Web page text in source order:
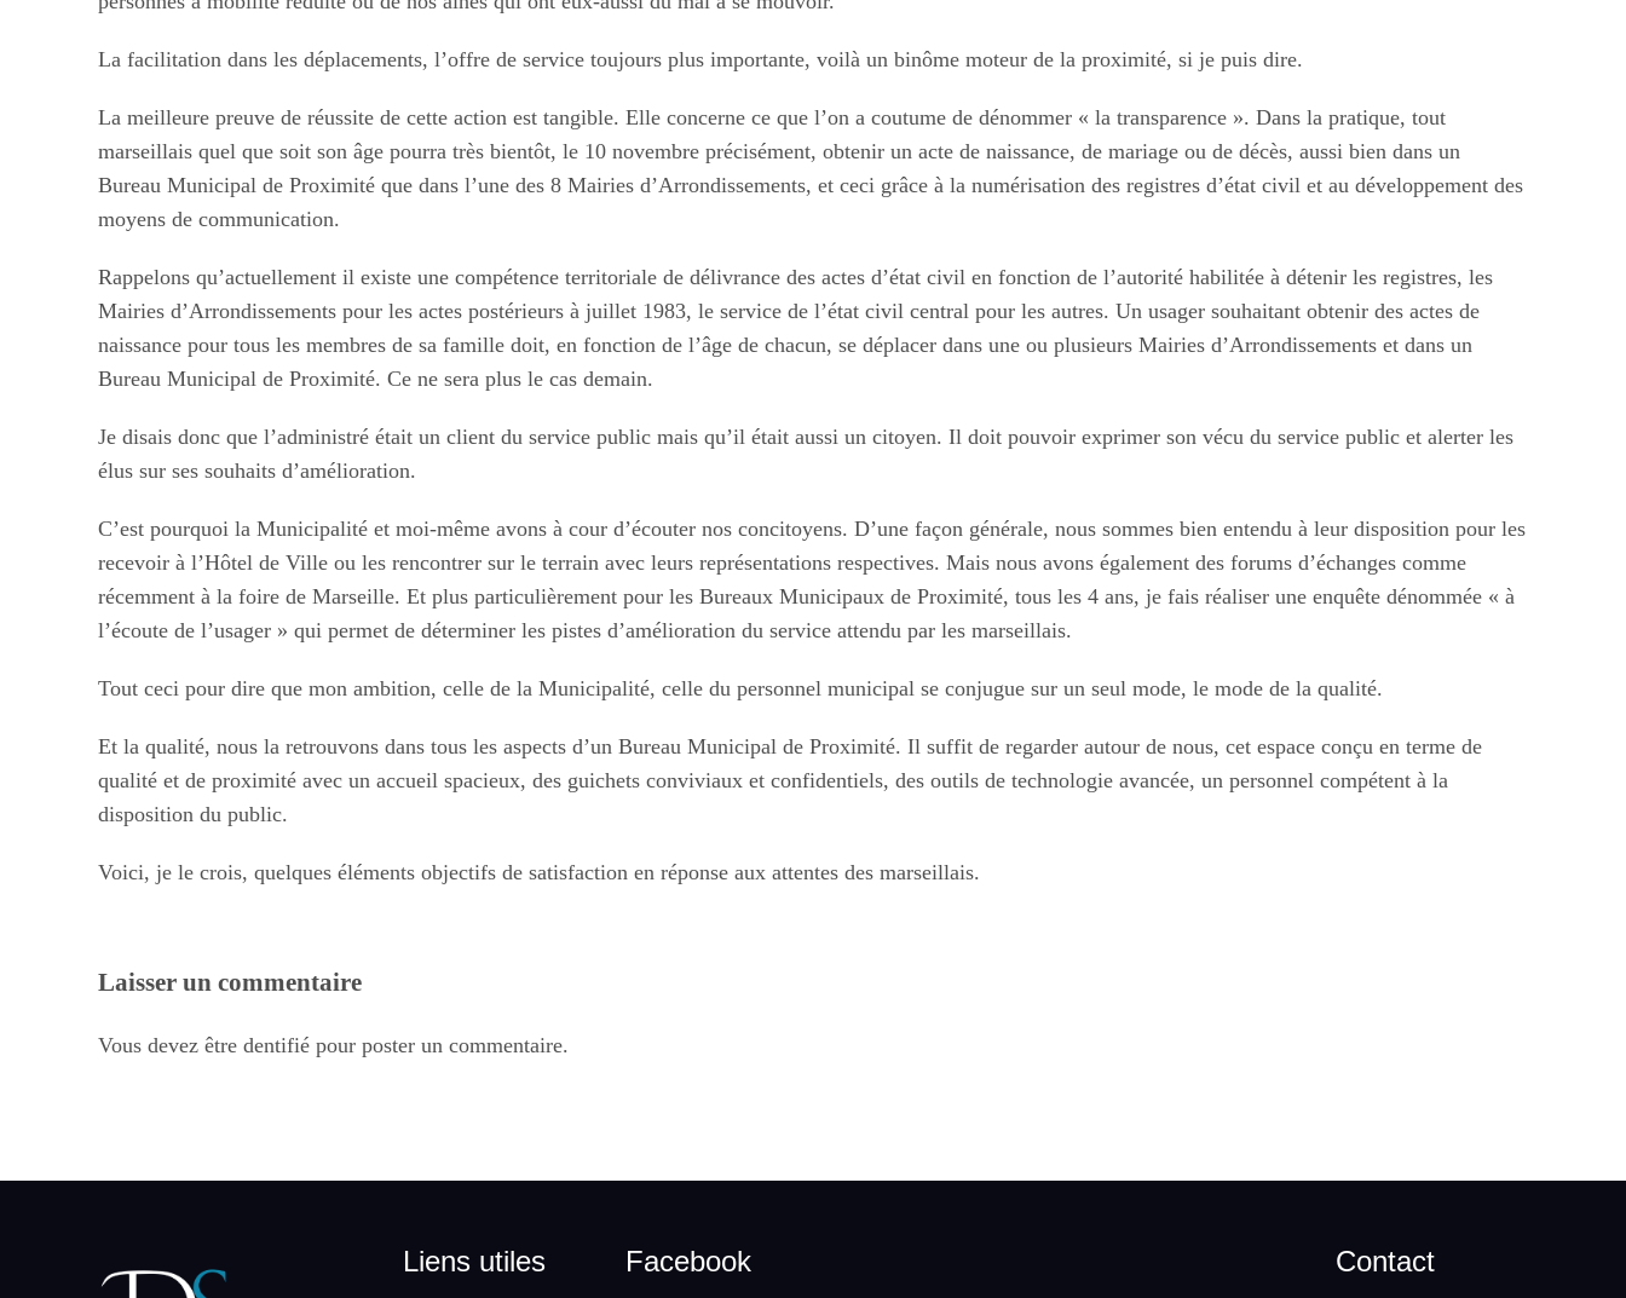
La facilitation dans les déplacements, l’offre de service toujours plus importante, voilà un binôme moteur de la proximité, si je puis dire.
La meilleure preuve de réussite de cette action est tangible. Elle concerne ce que l’on a coutume de dénommer « la transparence ». Dans la pratique, tout
marseillais quel que soit son âge pourra très bientôt, le 10 novembre précisément, obtenir un acte de naissance, de mariage ou de décès, aussi bien dans un
Bureau Municipal de Proximité que dans l’une des 8 Mairies d’Arrondissements, et ceci grâce à la numérisation des registres d’état civil et au développement des
moyens de communication.
Rappelons qu’actuellement il existe une compétence territoriale de délivrance des actes d’état civil en fonction de l’autorité habilitée à détenir les registres, les
Mairies d’Arrondissements pour les actes postérieurs à juillet 1983, le service de l’état civil central pour les autres. Un usager souhaitant obtenir des actes de
naissance pour tous les membres de sa famille doit, en fonction de l’âge de chacun, se déplacer dans une ou plusieurs Mairies d’Arrondissements et dans un
Bureau Municipal de Proximité. Ce ne sera plus le cas demain.
Je disais donc que l’administré était un client du service public mais qu’il était aussi un citoyen. Il doit pouvoir exprimer son vécu du service public et alerter les
élus sur ses souhaits d’amélioration.
C’est pourquoi la Municipalité et moi-même avons à cour d’écouter nos concitoyens. D’une façon générale, nous sommes bien entendu à leur disposition pour les
recevoir à l’Hôtel de Ville ou les rencontrer sur le terrain avec leurs représentations respectives. Mais nous avons également des forums d’échanges comme
récemment à la foire de Marseille. Et plus particulièrement pour les Bureaux Municipaux de Proximité, tous les 4 ans, je fais réaliser une enquête dénommée « à
l’écoute de l’usager » qui permet de déterminer les pistes d’amélioration du service attendu par les marseillais.
Tout ceci pour dire que mon ambition, celle de la Municipalité, celle du personnel municipal se conjugue sur un seul mode, le mode de la qualité.
Et la qualité, nous la retrouvons dans tous les aspects d’un Bureau Municipal de Proximité. Il suffit de regarder autour de nous, cet espace conçu en terme de
qualité et de proximité avec un accueil spacieux, des guichets conviviaux et confidentiels, des outils de technologie avancée, un personnel compétent à la
disposition du public.
Voici, je le crois, quelques éléments objectifs de satisfaction en réponse aux attentes des marseillais.
Laisser un commentaire
Vous devez être dentifié pour poster un commentaire.
Liens utiles Facebook Contact